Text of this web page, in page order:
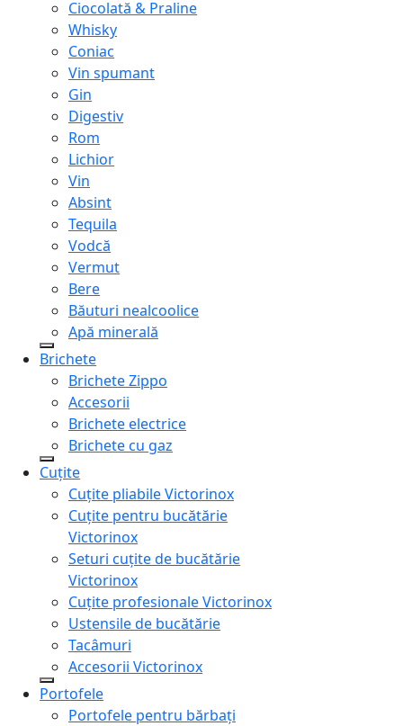
Ciocolată & Praline
Whisky
Coniac
Vin spumant
Gin
Digestiv
Rom
Lichior
Vin
Absint
Tequila
Vodcă
Vermut
Bere
Băuturi nealcoolice
Apă minerală
Brichete
Brichete Zippo
Accesorii
Brichete electrice
Brichete cu gaz
Cuțite
Cuțite pliabile Victorinox
Cuțite pentru bucătărie
Victorinox
Seturi cuțite de bucătărie
Victorinox
Cuțite profesionale Victorinox
Ustensile de bucătărie
Tacâmuri
Accesorii Victorinox
Portofele
Portofele pentru bărbați